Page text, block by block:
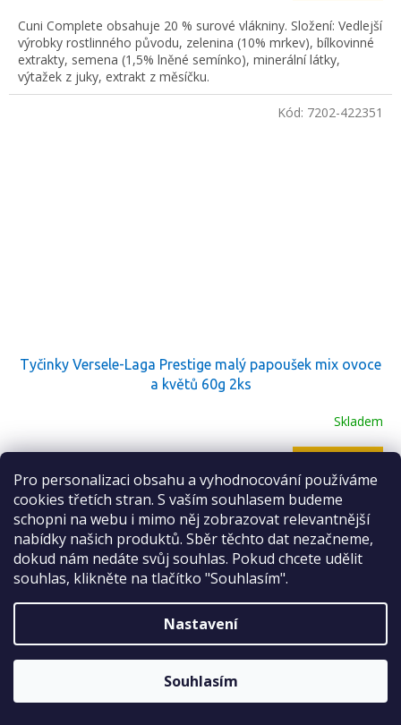
Pro personalizaci obsahu a vyhodnocování používáme
cookies třetích stran. S vaším souhlasem budeme
schopni na webu i mimo něj zobrazovat relevantnější
nabídky našich produktů. Sběr těchto dat nezačneme,
dokud nám nedáte svůj souhlas. Pokud chcete udělit
souhlas, klikněte na tlačítko "Souhlasím".
Nastavení
Souhlasím
Cuni Complete obsahuje 20 % surové vlákniny. Složení: Vedlejší
výrobky rostlinného původu, zelenina (10% mrkev), bílkovinné
extrakty, semena (1,5% lněné semínko), minerální látky,
výtažek z juky, extrakt z měsíčku.
Tyčinky Versele-Laga Prestige malý papoušek mix ovoce
a květů 60g 2ks
Skladem
40 Kč
2 pečené tyčinky se semínky, se směsí ovoce a květů –
doplňkové krmivo pro andulky a malé papoušky. Složení
doplněno bylinkami, kořením, anebo květy.
Kód: 7202-422351
Kód:
Sleva 2 %
na první nákup
ODESLAT
Zásady zpracování osobních údajů